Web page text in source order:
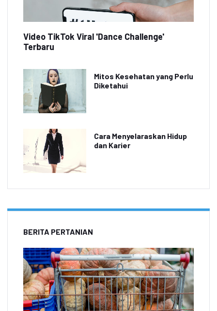
Video TikTok Viral 'Dance Challenge'
Terbaru
Mitos Kesehatan yang Perlu
Diketahui
Cara Menyelaraskan Hidup
dan Karier
BERITA PERTANIAN